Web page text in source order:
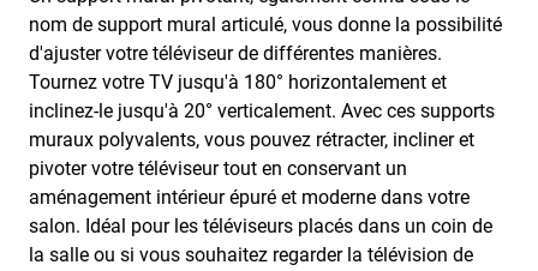
nom de support mural articulé, vous donne la possibilité
d'ajuster votre téléviseur de différentes manières.
Tournez votre TV jusqu'à 180° horizontalement et
inclinez-le jusqu'à 20° verticalement. Avec ces supports
muraux polyvalents, vous pouvez rétracter, incliner et
pivoter votre téléviseur tout en conservant un
aménagement intérieur épuré et moderne dans votre
salon. Idéal pour les téléviseurs placés dans un coin de
la salle ou si vous souhaitez regarder la télévision de